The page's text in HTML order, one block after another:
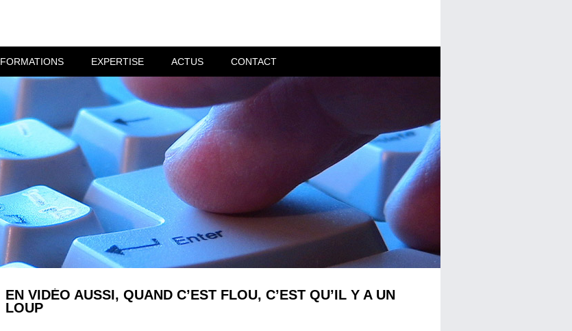
FORMATIONS EXPERTISE ACTUS CONTACT
EN VIDÉO AUSSI, QUAND C’EST FLOU, C’EST QU’IL Y A UN
LOUP